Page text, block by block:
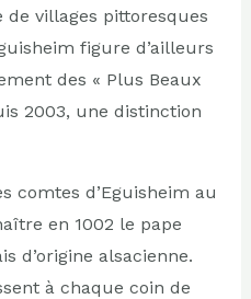
de villages pittoresques
figure d’ailleurs
des « Plus Beaux
2003, une distinction
comtes d’Eguisheim au
en 1002 le pape
d’origine alsacienne.
à chaque coin de